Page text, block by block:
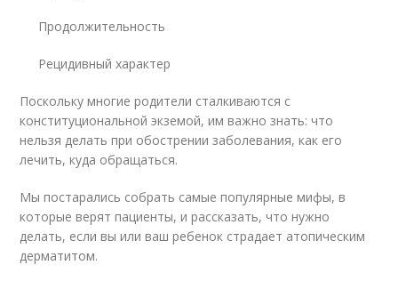
Продолжительность
Рецидивный характер
Поскольку многие родители сталкиваются с
конституциональной экземой, им важно знать: что
нельзя делать при обострении заболевания, как его
лечить, куда обращаться.
Мы постарались собрать самые популярные мифы, в
которые верят пациенты, и рассказать, что нужно
делать, если вы или ваш ребенок страдает атопическим
дерматитом.